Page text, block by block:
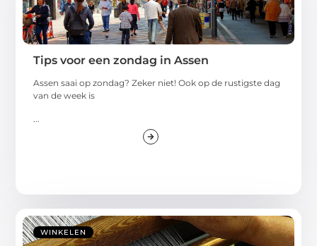
Tips voor een zondag in Assen
Assen saai op zondag? Zeker niet! Ook op de rustigste dag
van de week is
WINKELEN